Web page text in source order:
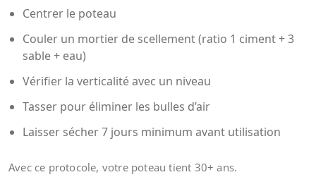
Centrer le poteau
Couler un mortier de scellement (ratio 1 ciment + 3
sable + eau)
Vérifier la verticalité avec un niveau
Tasser pour éliminer les bulles d’air
Laisser sécher 7 jours minimum avant utilisation
Avec ce protocole, votre poteau tient 30+ ans.